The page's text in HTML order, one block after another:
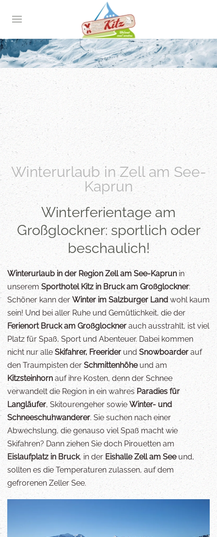
Skip
main
content
Winterurlaub in Zell am See-
Kaprun
Winterferientage am
Großglockner: sportlich oder
beschaulich!
Winterurlaub in der Region Zell am See-Kaprun in
unserem Sporthotel Kitz in Bruck am Großglockner:
Schöner kann der Winter im Salzburger Land wohl kaum
sein! Und bei aller Ruhe und Gemütlichkeit, die der
Ferienort Bruck am Großglockner auch ausstrahlt, ist viel
Platz für Spaß, Sport und Abenteuer. Dabei kommen
nicht nur alleSkifahrer, Freerider und Snowboarder auf
den Traumpisten der Schmittenhöheund am
Kitzsteinhorn auf ihre Kosten, denn der Schnee
verwandelt die Region in ein wahresParadies für
Langläufer, Skitourengeher sowie Winter- und
Schneeschuhwanderer. Sie suchen nach einer
Abwechslung, die genauso viel Spaß macht wie
Skifahren? Dann ziehen Sie doch Pirouetten am
Eislaufplatz in Bruck, in der Eishalle Zell am Seeund,
sollten es die Temperaturen zulassen, auf dem
gefrorenen Zeller See.